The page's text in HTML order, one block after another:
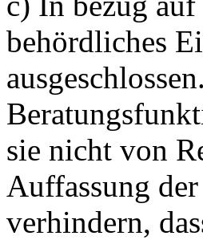
behördliches
sie nicht von
Auffassung
verhindern,